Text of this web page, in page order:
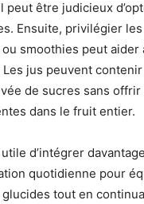
peut être judicieux
Ensuite, privilégier
smoothies peut aider
Les jus peuvent
de sucres sans
dans le fruit entier.
d’intégrer
quotidienne pour
glucides tout en